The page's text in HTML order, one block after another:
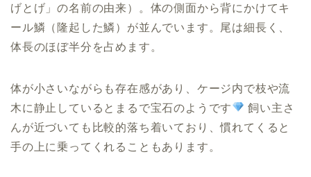
げとげ」の名前の由来）。体の側面から背にかけてキ
ール鱗（隆起した鱗）が並んでいます。尾は細長く、
体長のほぼ半分を占めます。
体が小さいながらも存在感があり、ケージ内で枝や流
木に静止しているとまるで宝石のようです
飼い主さ
んが近づいても比較的落ち着いており、慣れてくると
手の上に乗ってくれることもあります。